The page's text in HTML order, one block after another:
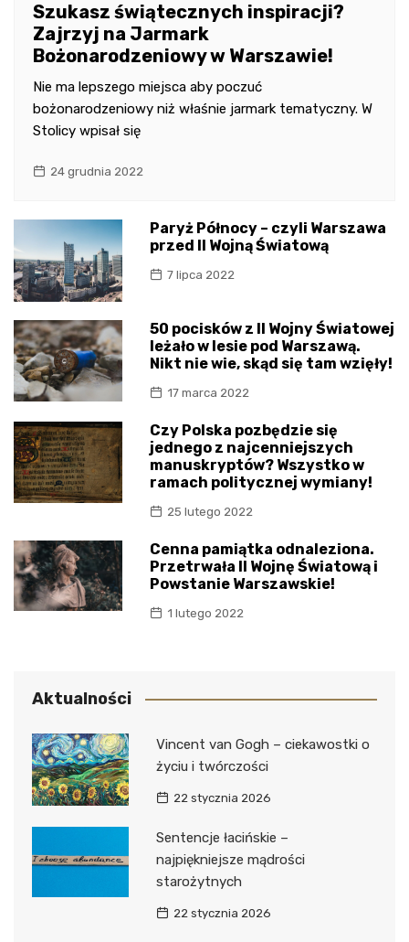
Szukasz świątecznych inspiracji?
Zajrzyj na Jarmark
Bożonarodzeniowy w Warszawie!
Nie ma lepszego miejsca aby poczuć
bożonarodzeniowy niż właśnie jarmark tematyczny. W
Stolicy wpisał się
24 grudnia 2022
Paryż Północy – czyli Warszawa
przed II Wojną Światową
7 lipca 2022
50 pocisków z II Wojny Światowej
leżało w lesie pod Warszawą.
Nikt nie wie, skąd się tam wzięły!
17 marca 2022
Czy Polska pozbędzie się
jednego z najcenniejszych
manuskryptów? Wszystko w
ramach politycznej wymiany!
25 lutego 2022
Cenna pamiątka odnaleziona.
Przetrwała II Wojnę Światową i
Powstanie Warszawskie!
1 lutego 2022
Aktualności
Vincent van Gogh – ciekawostki o
życiu i twórczości
22 stycznia 2026
Sentencje łacińskie –
najpiękniejsze mądrości
starożytnych
22 stycznia 2026